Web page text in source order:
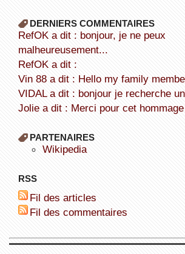
DERNIERS COMMENTAIRES
refOK a dit : bonjour, je ne peux
malheureusement...
refOK a dit :
Vin 88 a dit : Hello my family
VIDAL a dit : bonjour je recherche
Jolie a dit : Merci pour cet
PARTENAIRES
wikipedia
RSS
Fil des articles
Fil des commentaires